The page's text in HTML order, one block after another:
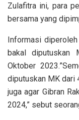
Zulafitra ini, para
bersama yang
Informasi
bakal diputuskan
Oktober
diputuskan MK dari
juga agar Gibran
2024,” sebut